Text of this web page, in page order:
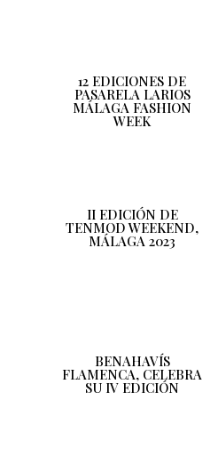
12 EDICIONES DE
PASARELA LARIOS
MÁLAGA FASHION
WEEK
II EDICIÓN DE
TENMOD WEEKEND,
MÁLAGA 2023
BENAHAVÍS
FLAMENCA, CELEBRA
SU IV EDICIÓN